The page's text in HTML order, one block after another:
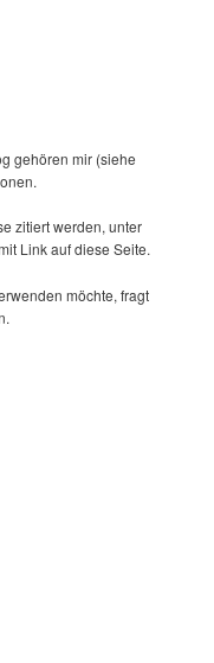
gehören mir (siehe
zitiert werden, unter
Link auf diese Seite.
möchte, fragt